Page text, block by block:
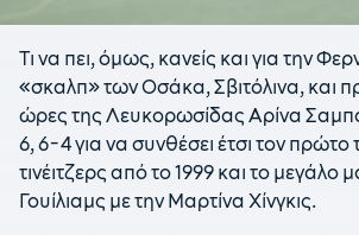
Τι να πει, όμως, κανείς και για την
«σκαλπ» των Οσάκα, Σβιτόλινα, και
ώρες της Λευκορωσίδας Αρίνα
6, 6-4 για να συνθέσει έτσι τον πρώτο
τινέιτζερς από το 1999 και το μεγάλο
Γουίλιαμς με την Μαρτίνα Χίνγκις.